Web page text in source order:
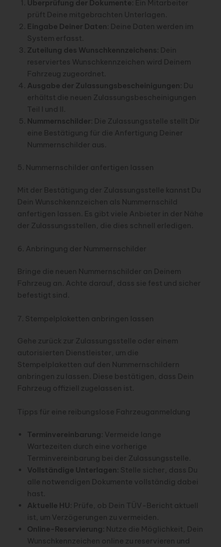
Überprüfung der Dokumente : Ein Mitarbeiter
prüft Deine mitgebrachten Unterlagen.
Eingabe Deiner Daten : Deine Daten werden im
System erfasst.
Zuteilung des Wunschkennzeichens : Dein
reserviertes Wunschkennzeichen wird Deinem
Fahrzeug zugeordnet.
Ausgabe der Zulassungsbescheinigungen : Du
erhältst die neuen Zulassungsbescheinigungen
Teil I und II.
Nummernschilder : Die Zulassungsstelle stellt Dir
eine Bestätigung für die Anfertigung Deiner
Nummernschilder aus.
5. Nummernschilder anfertigen lassen
Mit der Bestätigung der Zulassungsstelle kannst Du
Dein Wunschkennzeichen als Nummernschild
anfertigen lassen. Es gibt viele Anbieter in der Nähe
der Zulassungsstellen, die dies schnell erledigen.
6. Anbringung der Nummernschilder
Bringe die neuen Nummernschilder an Deinem
Fahrzeug an. Achte darauf, dass sie fest und sicher
befestigt sind.
7. Stempelplaketten anbringen lassen
Gehe zurück zur Zulassungsstelle oder einem
autorisierten Dienstleister, um die
Stempelplaketten auf den Nummernschildern
anbringen zu lassen. Diese bestätigen, dass Dein
Fahrzeug offiziell zugelassen ist.
Tipps für eine reibungslose Fahrzeuganmeldung
Terminvereinbarung : Vermeide lange
Wartezeiten durch eine vorherige
Terminvereinbarung bei der Zulassungsstelle.
Vollständige Unterlagen : Stelle sicher, dass Du
alle notwendigen Dokumente vollständig dabei
hast.
Aktuelle HU : Prüfe, ob Dein TÜV-Bericht aktuell
ist, um Verzögerungen zu vermeiden.
Online-Reservierung : Nutze die Möglichkeit, Dein
Wunschkennzeichen online zu reservieren und